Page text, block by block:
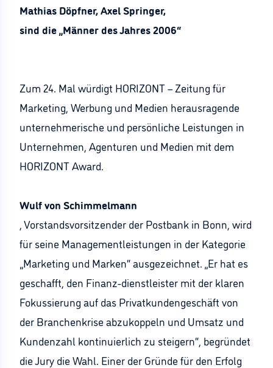
Mathias Döpfner, Axel Springer,
sind die „Männer des Jahres 2006“
Zum 24. Mal würdigt HORIZONT – Zeitung für
Marketing, Werbung und Medien herausragende
unternehmerische und persönliche Leistungen in
Unternehmen, Agenturen und Medien mit dem
HORIZONT Award.
Wulf von Schimmelmann
, Vorstandsvorsitzender der Postbank in Bonn, wird
für seine Managementleistungen in der Kategorie
„Marketing und Marken“ ausgezeichnet. „Er hat es
geschafft, den Finanz-dienstleister mit der klaren
Fokussierung auf das Privatkundengeschäft von
der Branchenkrise abzukoppeln und Umsatz und
Kundenzahl kontinuierlich zu steigern“, begründet
die Jury die Wahl. Einer der Gründe für den Erfolg